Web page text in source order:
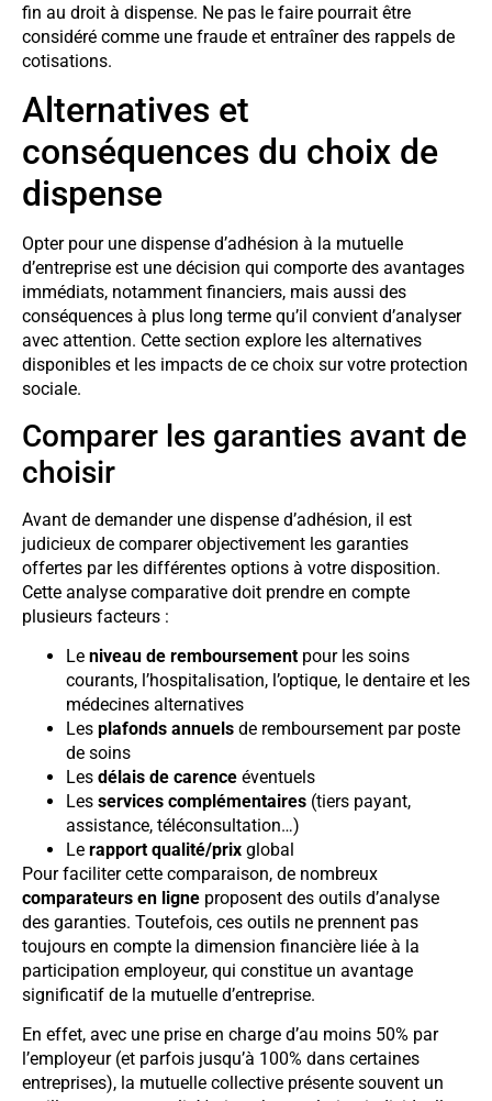
fin au droit à dispense. Ne pas le faire pourrait être
considéré comme une fraude et entraîner des rappels de
cotisations.
Alternatives et
conséquences du choix de
dispense
Opter pour une dispense d’adhésion à la mutuelle
d’entreprise est une décision qui comporte des avantages
immédiats, notamment financiers, mais aussi des
conséquences à plus long terme qu’il convient d’analyser
avec attention. Cette section explore les alternatives
disponibles et les impacts de ce choix sur votre protection
sociale.
Comparer les garanties avant de
choisir
Avant de demander une dispense d’adhésion, il est
judicieux de comparer objectivement les garanties
offertes par les différentes options à votre disposition.
Cette analyse comparative doit prendre en compte
plusieurs facteurs :
Le niveau de remboursement pour les soins
courants, l’hospitalisation, l’optique, le dentaire et les
médecines alternatives
Les plafonds annuels de remboursement par poste
de soins
Les délais de carence éventuels
Les services complémentaires (tiers payant,
assistance, téléconsultation…)
Le rapport qualité/prix global
Pour faciliter cette comparaison, de nombreux
comparateurs en ligne proposent des outils d’analyse
des garanties. Toutefois, ces outils ne prennent pas
toujours en compte la dimension financière liée à la
participation employeur, qui constitue un avantage
significatif de la mutuelle d’entreprise.
En effet, avec une prise en charge d’au moins 50% par
l’employeur (et parfois jusqu’à 100% dans certaines
entreprises), la mutuelle collective présente souvent un